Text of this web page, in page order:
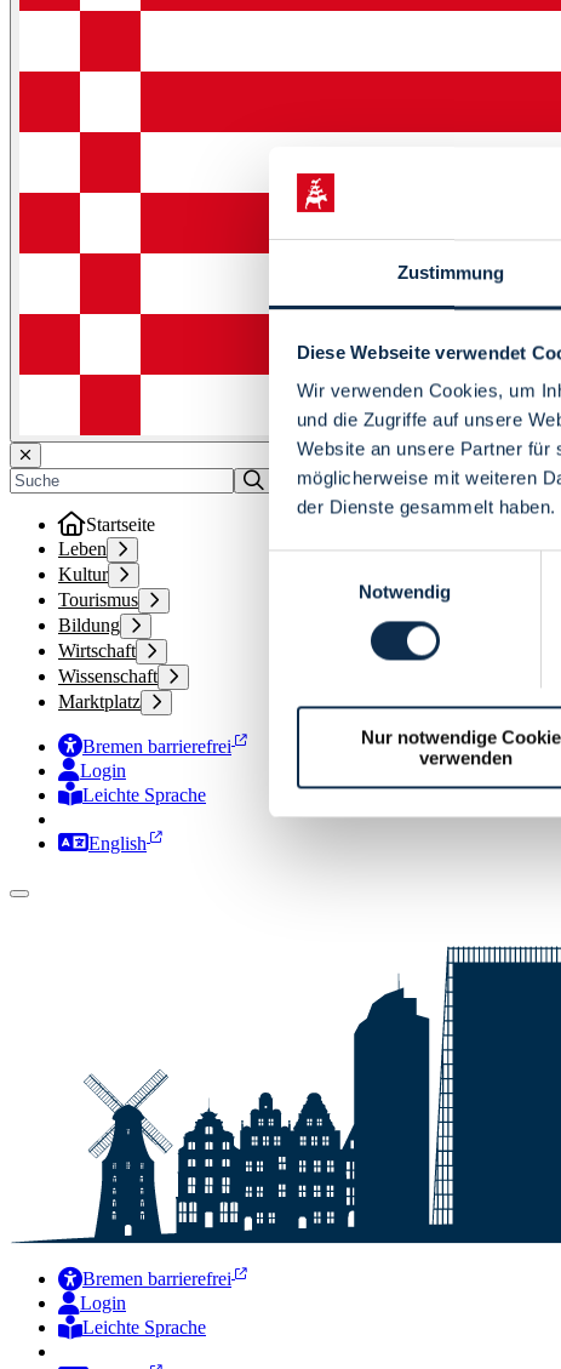
Zustimmung
Diese Webseite verwendet
Wir verwenden Cookies, um
und die Zugriffe auf unsere
Website an unsere Partner für
möglicherweise mit weiteren
der Dienste gesammelt haben.
Notwendig
Nur notwendige
verwenden
Startseite
Leben
Kultur
Tourismus
Bildung
Wirtschaft
Wissenschaft
Marktplatz
Bremen barrierefrei
Login
Leichte Sprache
Zur Deutschen Gebärdensprache
English
Bremen barrierefrei
Login
Leichte Sprache